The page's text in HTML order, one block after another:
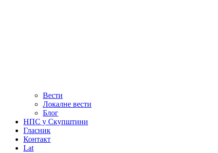
Вести
Локалне вести
Блог
НПС у Скупштини
Гласник
Контакт
Lat